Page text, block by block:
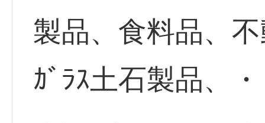
製品、食料品、
ｶﾞﾗｽ土石製品、